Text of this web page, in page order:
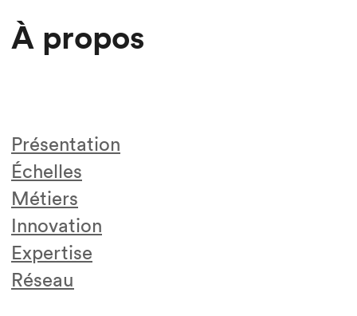
À propos
Présentation
Échelles
Métiers
Innovation
Expertise
Réseau